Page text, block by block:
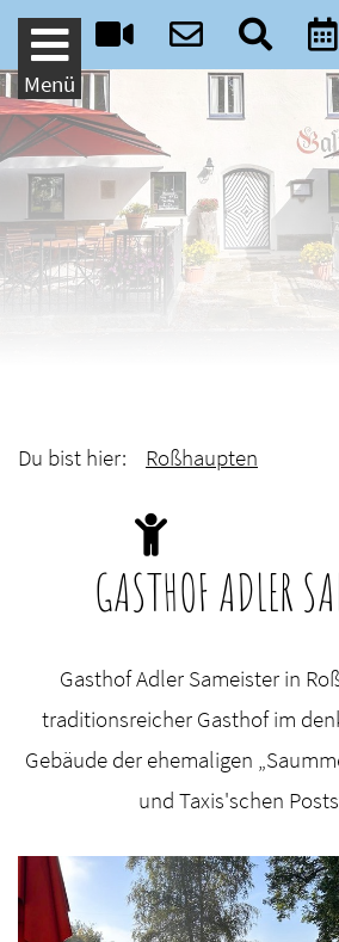
Weiter zum Inhalt
Menü
Du bist hier: Roßhaupten
GASTHOF ADLER
Gasthof Adler Sameister in
traditionsreicher Gasthof im
Gebäude der ehemaligen
und Taxis'schen